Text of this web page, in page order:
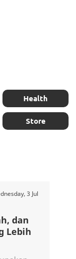
Health
Store
3 Jul
dan
Lebih